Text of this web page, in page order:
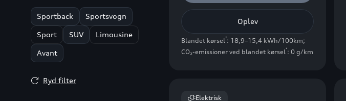
Sportback Sportsvogn
Sport SUV Limousine
Avant
Ryd filter
Oplev
Blandet kørsel*: 18,9–15,4 kWh/100km;
CO₂-emissioner ved blandet kørsel*: 0 g/km
Elektrisk